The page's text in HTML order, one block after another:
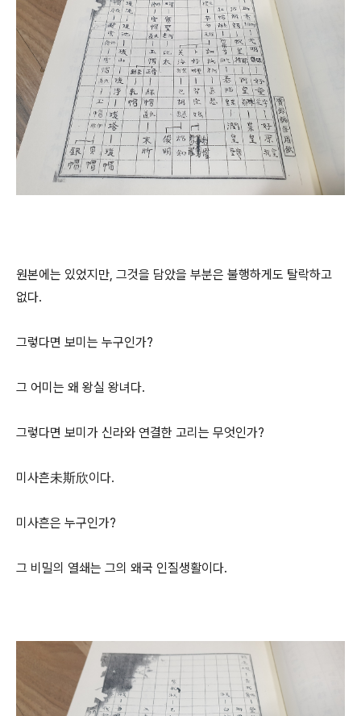
원본에는 있었지만, 그것을 담았을 부분은 불행하게도 탈락하고
없다.
그렇다면 보미는 누구인가?
그 어미는 왜 왕실 왕녀다.
그렇다면 보미가 신라와 연결한 고리는 무엇인가?
미사흔未斯欣이다.
미사흔은 누구인가?
그 비밀의 열쇄는 그의 왜국 인질생활이다.